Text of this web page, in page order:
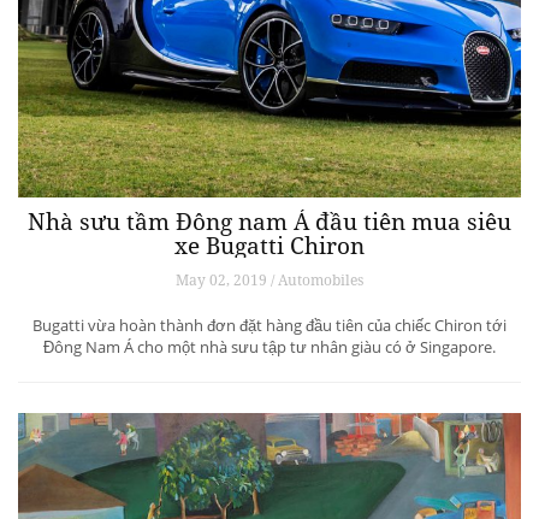
Nhà sưu tầm Đông nam Á đầu tiên mua siêu
xe Bugatti Chiron
May 02, 2019 / Automobiles
Bugatti vừa hoàn thành đơn đặt hàng đầu tiên của chiếc Chiron tới
Đông Nam Á cho một nhà sưu tập tư nhân giàu có ở Singapore.